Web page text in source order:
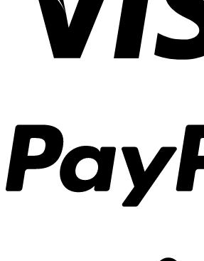
“เก็บ
ตัว”
introvert